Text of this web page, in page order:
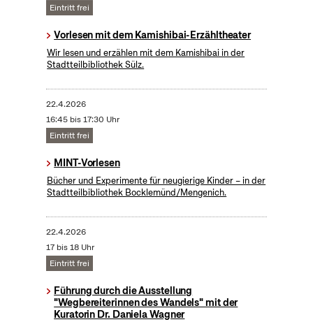
Eintritt frei
Vorlesen mit dem Kamishibai-Erzähltheater
Wir lesen und erzählen mit dem Kamishibai in der
Stadtteilbibliothek Sülz.
22.4.2026
16:45 bis 17:30 Uhr
Eintritt frei
MINT-Vorlesen
Bücher und Experimente für neugierige Kinder – in der
Stadtteilbibliothek Bocklemünd/Mengenich.
22.4.2026
17 bis 18 Uhr
Eintritt frei
Führung durch die Ausstellung
"Wegbereiterinnen des Wandels" mit der
Kuratorin Dr. Daniela Wagner